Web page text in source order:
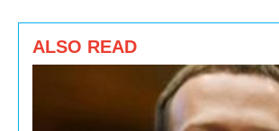
ALSO READ